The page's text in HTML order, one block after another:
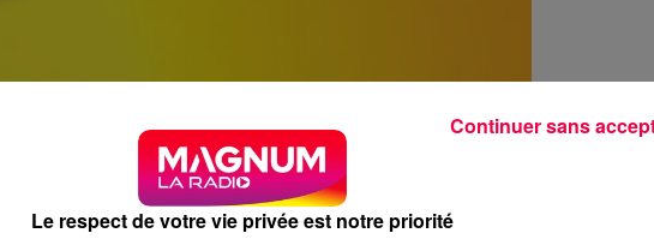
Le respect de votre vie privée est notre priorité
Continuer sans